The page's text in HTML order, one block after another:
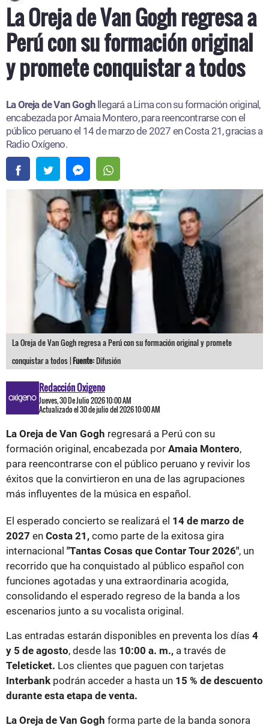
La Oreja de Van Gogh regresa a
Perú con su formación original
y promete conquistar a todos
La Oreja de Van Gogh llegará a Lima con su formación original,
encabezada por Amaia Montero, para reencontrarse con el
público peruano el 14 de marzo de 2027 en Costa 21, gracias a
Radio Oxígeno.
La Oreja de Van Gogh regresa a Perú con su formación original y promete
conquistar a todos |Fuente:Difusión
Redacción Oxigeno
Jueves, 30 De Julio 2026 10:00 AM
Actualizado el 30 de julio del 2026 10:00 AM
La Oreja de Van Gogh regresará a Perú con su
formación original, encabezada por Amaia Montero,
para reencontrarse con el público peruano y revivir los
éxitos que la convirtieron en una de las agrupaciones
más influyentes de la música en español.
El esperado concierto se realizará el 14 de marzo de
2027 en Costa 21, como parte de la exitosa gira
internacional "Tantas Cosas que Contar Tour 2026", un
recorrido que ha conquistado al público español con
funciones agotadas y una extraordinaria acogida,
consolidando el esperado regreso de la banda a los
escenarios junto a su vocalista original.
Las entradas estarán disponibles en preventa los días 4
y 5 de agosto, desde las 10:00 a. m., a través de
Teleticket. Los clientes que paguen con tarjetas
Interbank podrán acceder a hasta un 15 % de descuento
durante esta etapa de venta.
La Oreja de Van Gogh forma parte de la banda sonora